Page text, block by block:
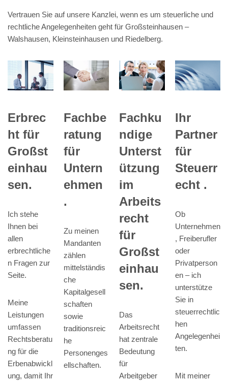
Vertrauen Sie auf unsere Kanzlei, wenn es um steuerliche und
rechtliche Angelegenheiten geht für Großsteinhausen –
Walshausen, Kleinsteinhausen und Riedelberg.
Erbrec
ht für
Großst
einhau
sen.
Ich stehe
Ihnen bei
allen
erbrechtliche
n Fragen zur
Seite.
Meine
Leistungen
umfassen
Rechtsberatu
ng für die
Erbenabwickl
ung, damit Ihr
Fachbe
ratung
für
Untern
ehmen
.
Zu meinen
Mandanten
zählen
mittelständis
che
Kapitalgesell
schaften
sowie
traditionsreic
he
Personenges
ellschaften.
Fachku
ndige
Unterst
ützung
im
Arbeits
recht
für
Großst
einhau
sen.
Das
Arbeitsrecht
hat zentrale
Bedeutung
für
Arbeitgeber
Ihr
Partner
für
Steuerr
echt .
Ob
Unternehmen
, Freiberufler
oder
Privatperson
en – ich
unterstütze
Sie in
steuerrechtlic
hen
Angelegenhei
ten.
Mit meiner